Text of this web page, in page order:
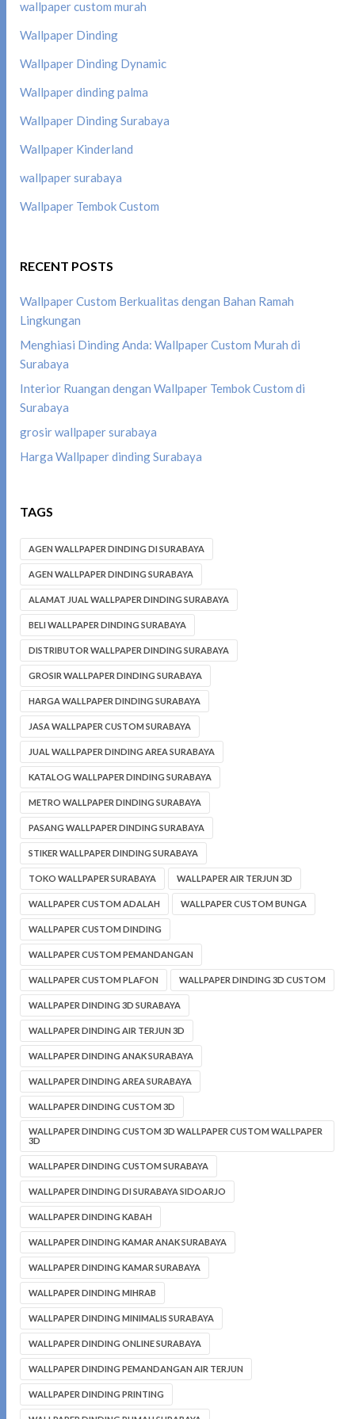
wallpaper custom murah
Wallpaper Dinding
Wallpaper Dinding Dynamic
Wallpaper dinding palma
Wallpaper Dinding Surabaya
Wallpaper Kinderland
wallpaper surabaya
Wallpaper Tembok Custom
RECENT POSTS
Wallpaper Custom Berkualitas dengan Bahan Ramah
Lingkungan
Menghiasi Dinding Anda: Wallpaper Custom Murah di
Surabaya
Interior Ruangan dengan Wallpaper Tembok Custom di
Surabaya
grosir wallpaper surabaya
Harga Wallpaper dinding Surabaya
TAGS
AGEN WALLPAPER DINDING DI SURABAYA
AGEN WALLPAPER DINDING SURABAYA
ALAMAT JUAL WALLPAPER DINDING SURABAYA
BELI WALLPAPER DINDING SURABAYA
DISTRIBUTOR WALLPAPER DINDING SURABAYA
GROSIR WALLPAPER DINDING SURABAYA
HARGA WALLPAPER DINDING SURABAYA
JASA WALLPAPER CUSTOM SURABAYA
JUAL WALLPAPER DINDING AREA SURABAYA
KATALOG WALLPAPER DINDING SURABAYA
METRO WALLPAPER DINDING SURABAYA
PASANG WALLPAPER DINDING SURABAYA
STIKER WALLPAPER DINDING SURABAYA
TOKO WALLPAPER SURABAYA WALLPAPER AIR TERJUN 3D
WALLPAPER CUSTOM ADALAH WALLPAPER CUSTOM BUNGA
WALLPAPER CUSTOM DINDING
WALLPAPER CUSTOM PEMANDANGAN
WALLPAPER CUSTOM PLAFON WALLPAPER DINDING 3D CUSTOM
WALLPAPER DINDING 3D SURABAYA
WALLPAPER DINDING AIR TERJUN 3D
WALLPAPER DINDING ANAK SURABAYA
WALLPAPER DINDING AREA SURABAYA
WALLPAPER DINDING CUSTOM 3D
WALLPAPER DINDING CUSTOM 3D WALLPAPER CUSTOM WALLPAPER
3D
WALLPAPER DINDING CUSTOM SURABAYA
WALLPAPER DINDING DI SURABAYA SIDOARJO
WALLPAPER DINDING KABAH
WALLPAPER DINDING KAMAR ANAK SURABAYA
WALLPAPER DINDING KAMAR SURABAYA
WALLPAPER DINDING MIHRAB
WALLPAPER DINDING MINIMALIS SURABAYA
WALLPAPER DINDING ONLINE SURABAYA
WALLPAPER DINDING PEMANDANGAN AIR TERJUN
WALLPAPER DINDING PRINTING